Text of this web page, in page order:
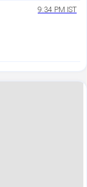
9:34 PM IST